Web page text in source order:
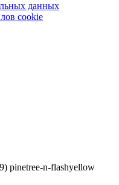
данных
cookie
pinetree-n-flashyellow